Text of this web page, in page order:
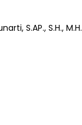
S.AP., S.H., M.H.